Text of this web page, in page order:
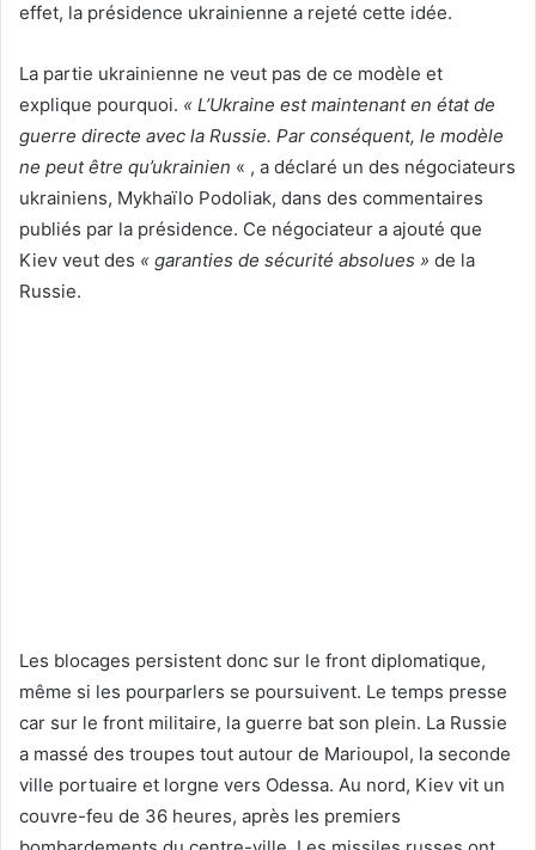
effet, la présidence ukrainienne a rejeté cette idée.
La partie ukrainienne ne veut pas de ce modèle et
explique pourquoi. « L’Ukraine est maintenant en état de
guerre directe avec la Russie. Par conséquent, le modèle
ne peut être qu’ukrainien « , a déclaré un des négociateurs
ukrainiens, Mykhaïlo Podoliak, dans des commentaires
publiés par la présidence. Ce négociateur a ajouté que
Kiev veut des « garanties de sécurité absolues » de la
Russie.
Les blocages persistent donc sur le front diplomatique,
même si les pourparlers se poursuivent. Le temps presse
car sur le front militaire, la guerre bat son plein. La Russie
a massé des troupes tout autour de Marioupol, la seconde
ville portuaire et lorgne vers Odessa. Au nord, Kiev vit un
couvre-feu de 36 heures, après les premiers